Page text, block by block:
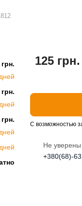
125 грн.
С возможностью
Не уверены
+380(68)-